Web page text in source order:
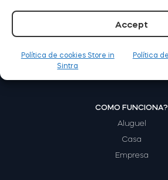
Accept
Política de cookies Store in
Sintra
Política
COMO FUNCIONA?
Aluguel
Casa
Empresa